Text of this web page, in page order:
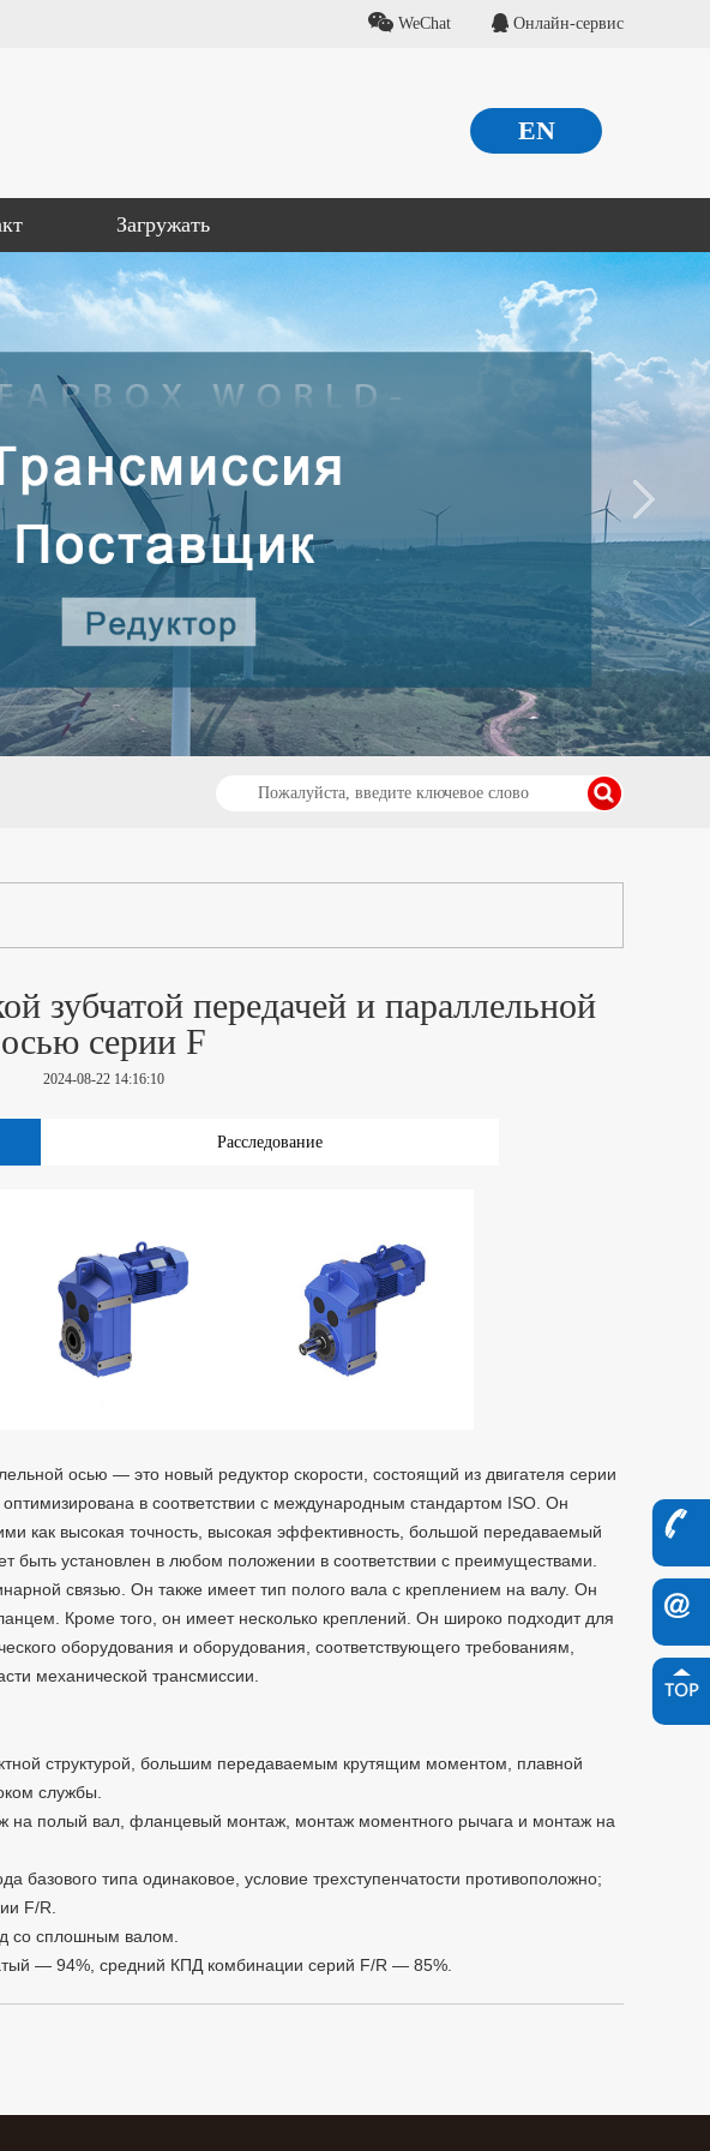
WeChat Онлайн-сервис
EN
Загружать
зубчатой передачей и параллельной
осью серии F
2024-08-22 14:16:10
Расследование
осью — это новый редуктор скорости, состоящий из двигателя серии
в соответствии с международным стандартом ISO. Он
как высокая точность, высокая эффективность, большой передаваемый
быть установлен в любом положении в соответствии с преимуществами.
связью. Он также имеет тип полого вала с креплением на валу. Он
Кроме того, он имеет несколько креплений. Он широко подходит для
оборудования и оборудования, соответствующего требованиям,
механической трансмиссии.
структурой, большим передаваемым крутящим моментом, плавной
службы.
на полый вал, фланцевый монтаж, монтаж моментного рычага и монтаж на
базового типа одинаковое, условие трехступенчатости противоположно;
F/R.
со сплошным валом.
— 94%, средний КПД комбинации серий F/R — 85%.